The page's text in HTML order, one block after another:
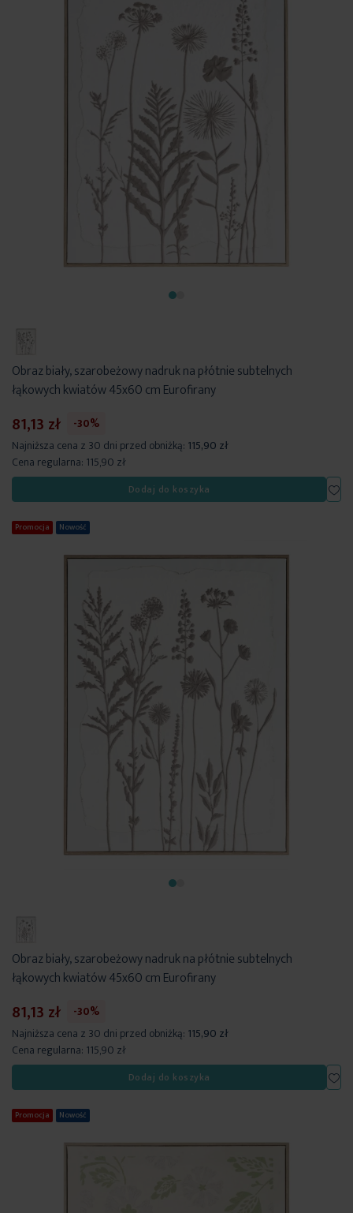
Obraz biały, szarobeżowy nadruk na płótnie subtelnych
łąkowych kwiatów 45x60 cm Eurofirany
81,13 zł
-30%
Najniższa cena z 30 dni przed obniżką: 115,90 zł
Cena regularna: 115,90 zł
Dodaj do koszyka
Promocja Nowość
Obraz biały, szarobeżowy nadruk na płótnie subtelnych
łąkowych kwiatów 45x60 cm Eurofirany
81,13 zł
-30%
Najniższa cena z 30 dni przed obniżką: 115,90 zł
Cena regularna: 115,90 zł
Dodaj do koszyka
Promocja Nowość